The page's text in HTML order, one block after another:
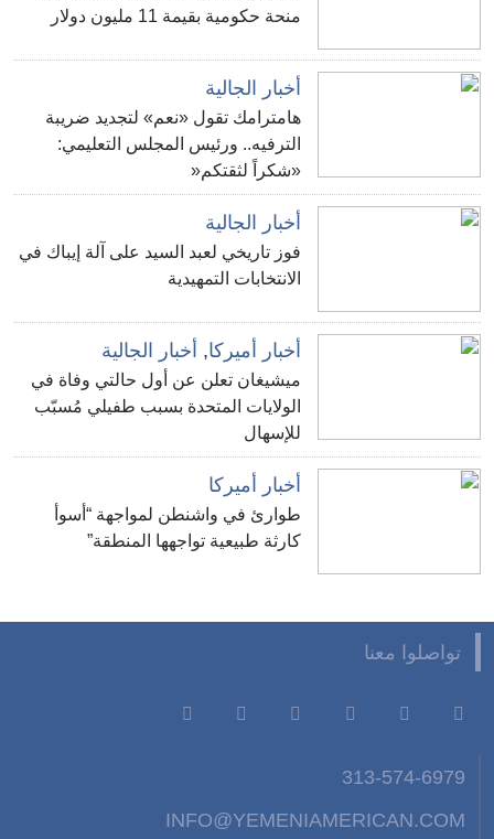
منحة حكومية بقيمة 11 مليون دولار
أخبار الجالية
هامترامك تقول «نعم» لتجديد ضريبة
الترفيه.. ورئيس المجلس التعليمي:
«شكراً لثقتكم«
أخبار الجالية
فوز تاريخي لعبد السيد على آلة إيباك في
الانتخابات التمهيدية
أخبار أميركا, أخبار الجالية
ميشيغان تعلن عن أول حالتي وفاة في
الولايات المتحدة بسبب طفيلي مُسبّب
للإسهال
أخبار أميركا
طوارئ في واشنطن لمواجهة “أسوأ
كارثة طبيعية تواجهها المنطقة”
تواصلوا معنا
313-574-6979
INFO@YEMENIAMERICAN.COM